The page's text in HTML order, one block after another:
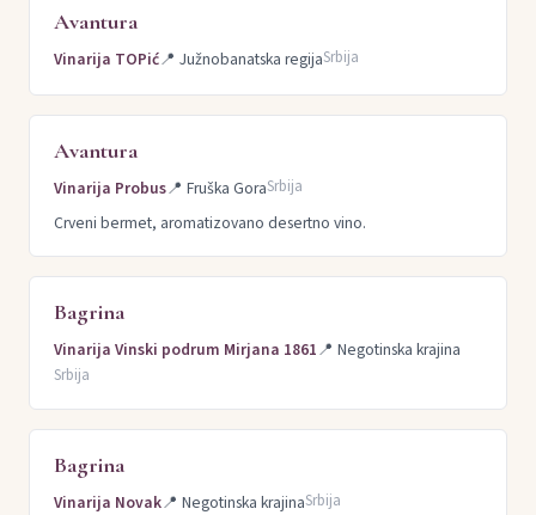
Avantura
Vinarija TOPić📍 Južnobanatska regijaSrbija
Avantura
Vinarija Probus📍 Fruška GoraSrbija
Crveni bermet, aromatizovano desertno vino.
Bagrina
Vinarija Vinski podrum Mirjana 1861📍 Negotinska krajina
Srbija
Bagrina
Vinarija Novak📍 Negotinska krajinaSrbija